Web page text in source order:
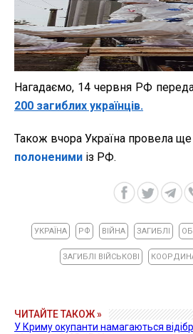
Нагадаємо, 14 червня РФ
200 загиблих українців.
Також вчора Україна провела
полоненими із РФ.
УКРАЇНА РФ ВІЙНА ЗАГИБЛІ
ЗАГИБЛІ ВІЙСЬКОВІ
ЧИТАЙТЕ ТАКОЖ »
У Криму окупанти намагаються